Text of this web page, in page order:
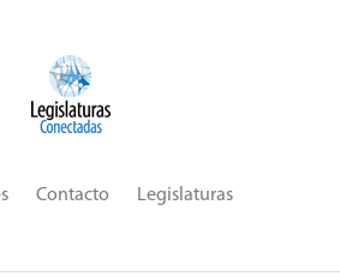
Contacto Legislaturas